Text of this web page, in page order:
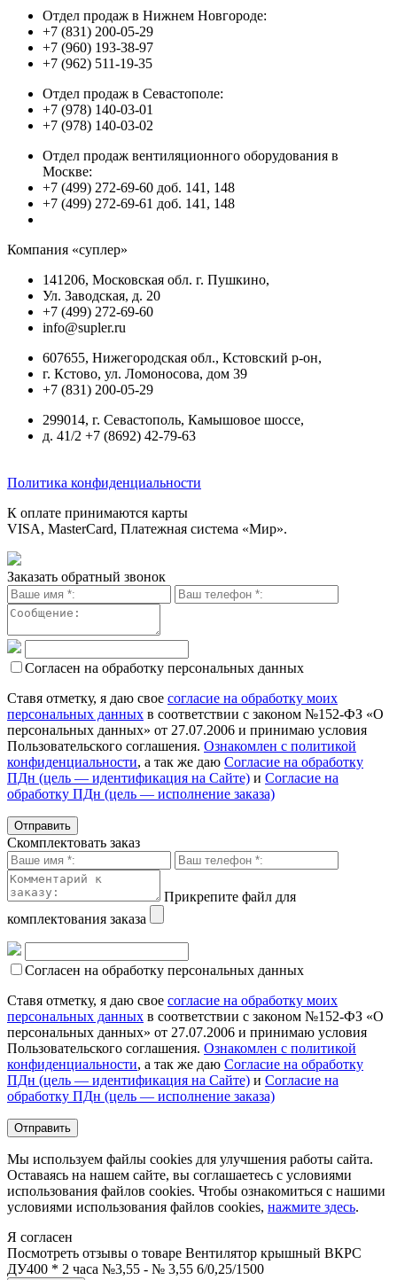
Отдел продаж в Нижнем Новгороде:
+7 (831) 200-05-29
+7 (960) 193-38-97
+7 (962) 511-19-35
Отдел продаж в Севастополе:
+7 (978) 140-03-01
+7 (978) 140-03-02
Отдел продаж вентиляционного оборудования в
Москве:
+7 (499) 272-69-60 доб. 141, 148
+7 (499) 272-69-61 доб. 141, 148
Компания «суплер»
141206, Московская обл. г. Пушкино,
Ул. Заводская, д. 20
+7 (499) 272-69-60
info@supler.ru
607655, Нижегородская обл., Кстовский р-он,
г. Кстово, ул. Ломоносова, дом 39
+7 (831) 200-05-29
299014, г. Севастополь, Камышовое шоссе,
д. 41/2 +7 (8692) 42-79-63
Политика конфиденциальности
К оплате принимаются карты
VISA, MasterCard, Платежная система «Мир».
Заказать обратный звонок
Согласен на обработку персональных данных
Ставя отметку, я даю свое согласие на обработку моих
персональных данных в соответствии с законом №152-ФЗ «О
персональных данных» от 27.07.2006 и принимаю условия
Пользовательского соглашения. Ознакомлен с политикой
конфиденциальности, а так же даю Согласие на обработку
ПДн (цель — идентификация на Сайте) и Согласие на
обработку ПДн (цель — исполнение заказа)
Скомплектовать заказ
Прикрепите файл для
комплектования заказа
Согласен на обработку персональных данных
Ставя отметку, я даю свое согласие на обработку моих
персональных данных в соответствии с законом №152-ФЗ «О
персональных данных» от 27.07.2006 и принимаю условия
Пользовательского соглашения. Ознакомлен с политикой
конфиденциальности, а так же даю Согласие на обработку
ПДн (цель — идентификация на Сайте) и Согласие на
обработку ПДн (цель — исполнение заказа)
Мы используем файлы cookies для улучшения работы сайта.
Оставаясь на нашем сайте, вы соглашаетесь с условиями
использования файлов cookies. Чтобы ознакомиться с нашими
условиями использования файлов cookies, нажмите здесь.
Я согласен
Посмотреть отзывы о товаре Вентилятор крышный ВКРС
ДУ400 * 2 часа №3,55 - № 3,55 6/0,25/1500